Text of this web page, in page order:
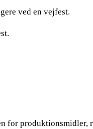
ved en vejfest.
for